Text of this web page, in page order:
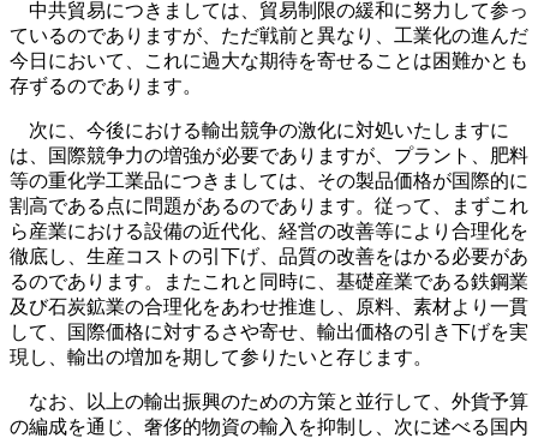
中共貿易につきましては、貿易制限の緩和に努力して参っ
ているのでありますが、ただ戦前と異なり、工業化の進んだ
今日において、これに過大な期待を寄せることは困難かとも
存ずるのであります。
次に、今後における輸出競争の激化に対処いたしますに
は、国際競争力の増強が必要でありますが、プラント、肥料
等の重化学工業品につきましては、その製品価格が国際的に
割高である点に問題があるのであります。従って、まずこれ
ら産業における設備の近代化、経営の改善等により合理化を
徹底し、生産コストの引下げ、品質の改善をはかる必要があ
るのであります。またこれと同時に、基礎産業である鉄鋼業
及び石炭鉱業の合理化をあわせ推進し、原料、素材より一貫
して、国際価格に対するさや寄せ、輸出価格の引き下げを実
現し、輸出の増加を期して参りたいと存じます。
なお、以上の輸出振興のための方策と並行して、外貨予算
の編成を通じ、奢侈的物資の輸入を抑制し、次に述べる国内